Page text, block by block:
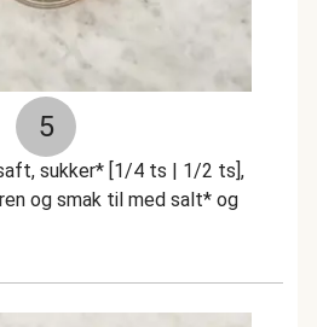
5
sukker* [1/4 ts | 1/2 ts],
og smak til med salt* og